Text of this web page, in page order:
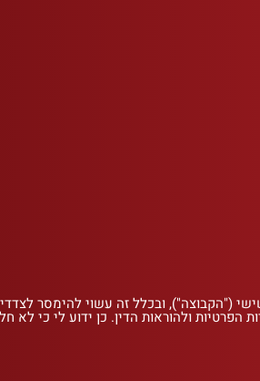
("הקבוצה"), ובכלל זה עשוי להימסר
הפרטיות ולהוראות הדין. כן ידוע לי כי